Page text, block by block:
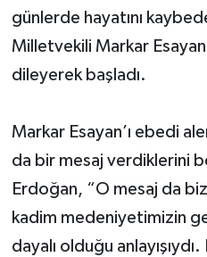
günlerde hayatını
Milletvekili Markar
dileyerek başladı.
Markar Esayan’ı ebedi
da bir mesaj verdiklerini
Erdoğan, “O mesaj da
kadim medeniyetimizin
dayalı olduğu